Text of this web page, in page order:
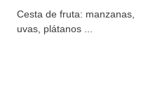
Cesta de fruta: manzanas,
uvas, plátanos ...